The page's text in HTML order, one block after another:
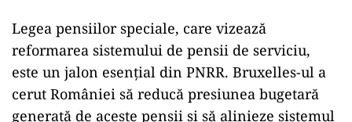
Legea pensiilor speciale, care vizează
reformarea sistemului de pensii de serviciu,
este un jalon esențial din PNRR. Bruxelles-ul a
cerut României să reducă presiunea bugetară
generată de aceste pensii și să alinieze sistemul